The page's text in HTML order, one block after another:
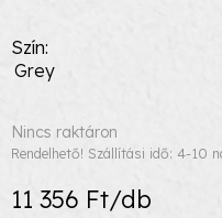
Szín
Grey
Nincs raktáron
Rendelhető! Szállítási idő: 4-10
11 356 Ft/db